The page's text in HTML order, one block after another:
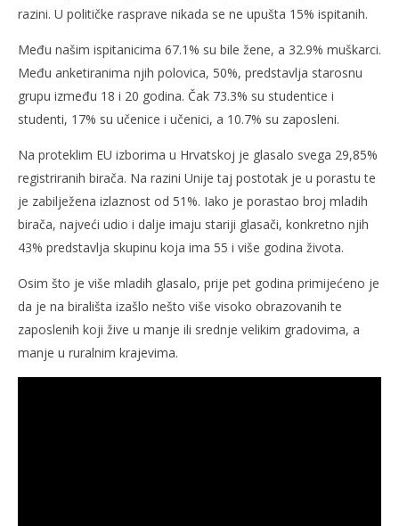
razini. U političke rasprave nikada se ne upušta 15% ispitanih.
Među našim ispitanicima 67.1% su bile žene, a 32.9% muškarci.
Među anketiranima njih polovica, 50%, predstavlja starosnu
grupu između 18 i 20 godina. Čak 73.3% su studentice i
studenti, 17% su učenice i učenici, a 10.7% su zaposleni.
Na proteklim EU izborima u Hrvatskoj je glasalo svega 29,85%
registriranih birača. Na razini Unije taj postotak je u porastu te
je zabilježena izlaznost od 51%. Iako je porastao broj mladih
birača, najveći udio i dalje imaju stariji glasači, konkretno njih
43% predstavlja skupinu koja ima 55 i više godina života.
Osim što je više mladih glasalo, prije pet godina primijećeno je
da je na birališta izašlo nešto više visoko obrazovanih te
zaposlenih koji žive u manje ili srednje velikim gradovima, a
manje u ruralnim krajevima.